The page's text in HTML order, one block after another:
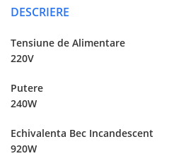
DESCRIERE
Tensiune de Alimentare
220V
Putere
240W
Echivalenta Bec Incandescent
920W